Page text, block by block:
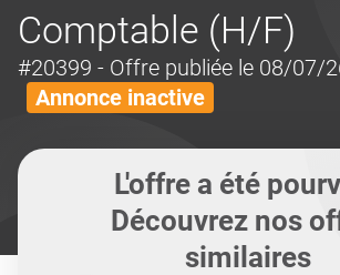
Comptable (H/F)
#20399 - Offre publiée le 08/07/
Annonce inactive
L'offre a été
Découvrez nos
similaires